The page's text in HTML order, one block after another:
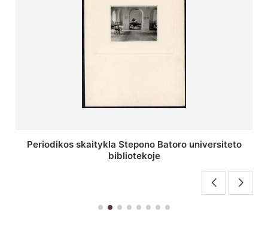
Stepono Batoro universiteto bibliotekos antrojo
aukšto fojė